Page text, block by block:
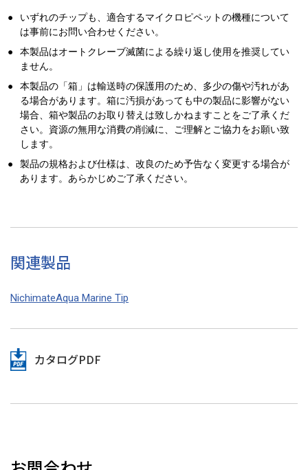
●
いずれのチップも、適合するマイクロピペットの機種について
は事前にお問い合わせください。
●
本製品はオートクレーブ滅菌による繰り返し使用を推奨してい
ません。
●
本製品の「箱」は輸送時の保護用のため、多少の傷や汚れがあ
る場合があります。箱に汚損があっても中の製品に影響がない
場合、箱や製品のお取り替えは致しかねますことをご了承くだ
さい。資源の無用な消費の削減に、ご理解とご協力をお願い致
します。
●
製品の規格および仕様は、改良のため予告なく変更する場合が
あります。あらかじめご了承ください。
関連製品
NichimateAqua Marine Tip
カタログPDF